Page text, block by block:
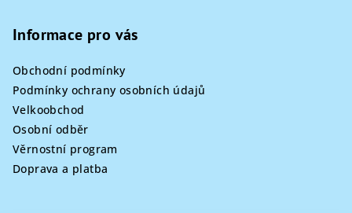
Informace pro vás
Obchodní podmínky
Podmínky ochrany osobních údajů
Velkoobchod
Osobní odběr
Věrnostní program
Doprava a platba